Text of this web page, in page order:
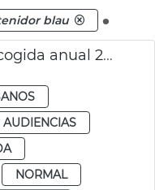
blau .
Adjudicado contrato recogida anual 24.000 toneladas papel y carton València
NORMAL